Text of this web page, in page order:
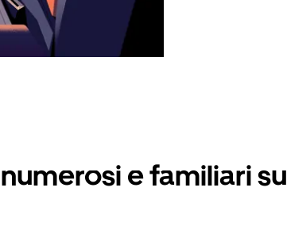
e familiari su